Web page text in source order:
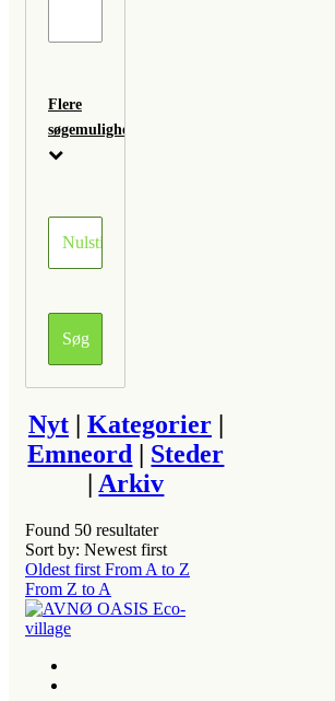
Flere
søgemuligheder
Nyt| Kategorier|
Emneord
Steder
|Arkiv
Found 50 resultater
Sort by: Newest first
Oldest first From A to Z
From Z to A